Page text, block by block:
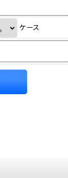
ケース